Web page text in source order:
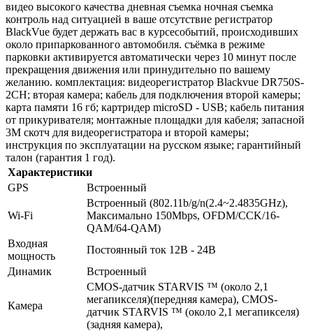
видео высокого качества дневная съемка ночная съемка
контроль над ситуацией в ваше отсутствие регистратор
BlackVue будет держать вас в курсесобытий, происходивших
около припаркованного автомобиля. съёмка в режиме
парковки активируется автоматически через 10 минут после
прекращения движения или принудительно по вашему
желанию. комплектация: видеорегистратор Blackvue DR750S-
2CH; вторая камера; кабель для подключения второй камеры;
карта памяти 16 гб; картридер microSD - USB; кабель питания
от прикуривателя; монтажные площадки для кабеля; запасной
3M скотч для видеорегистратора и второй камеры;
инструкция по эксплуатации на русском языке; гарантийный
талон (гарантия 1 год).
Характеристики
GPS
Встроенный
Wi-Fi
Встроенный (802.11b/g/n(2.4~2.4835GHz),
Максимально 150Mbps, OFDM/CCK/16-
QAM/64-QAM)
Входная
мощность
Постоянный ток 12В - 24В
Динамик
Встроенный
Камера
CMOS-датчик STARVIS ™ (около 2,1
мегапикселя)(передняя камера), CMOS-
датчик STARVIS ™ (около 2,1 мегапикселя)
(задняя камера),